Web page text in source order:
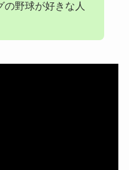
の野球が好きな人